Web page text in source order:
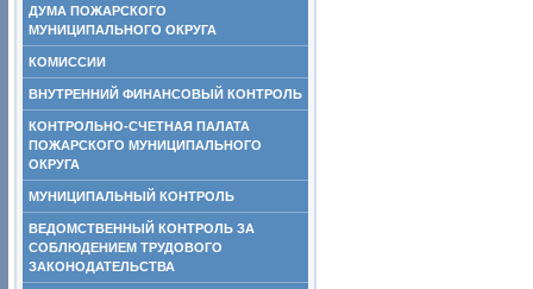
ДУМА ПОЖАРСКОГО
МУНИЦИПАЛЬНОГО ОКРУГА
КОМИССИИ
ВНУТРЕННИЙ ФИНАНСОВЫЙ КОНТРОЛЬ
КОНТРОЛЬНО-СЧЕТНАЯ ПАЛАТА
ПОЖАРСКОГО МУНИЦИПАЛЬНОГО
ОКРУГА
МУНИЦИПАЛЬНЫЙ КОНТРОЛЬ
ВЕДОМСТВЕННЫЙ КОНТРОЛЬ ЗА
СОБЛЮДЕНИЕМ ТРУДОВОГО
ЗАКОНОДАТЕЛЬСТВА